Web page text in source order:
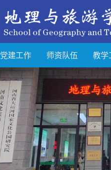
党建工作 师资队伍 教学